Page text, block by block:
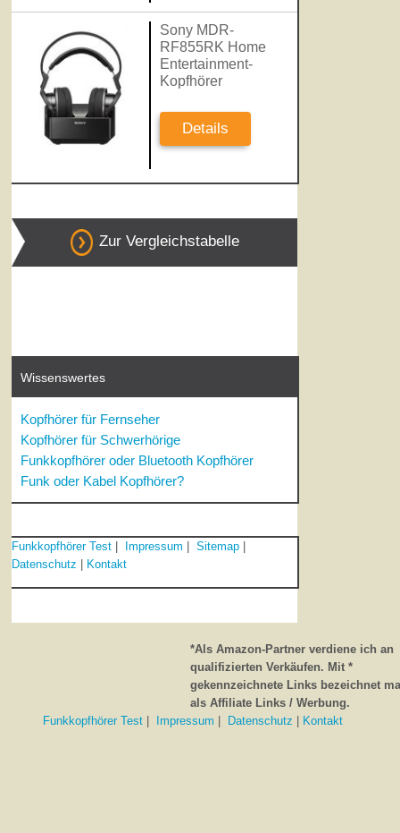
Sony MDR-
RF855RK Home
Entertainment-
Kopfhörer
Details
Zur Vergleichstabelle
Wissenswertes
Kopfhörer für Fernseher
Kopfhörer für Schwerhörige
Funkkopfhörer oder Bluetooth Kopfhörer
Funk oder Kabel Kopfhörer?
Funkkopfhörer Test Impressum |Sitemap
Datenschutz
Kontakt
*Als Amazon-Partner verdiene ich an
qualifizierten Verkäufen. Mit *
gekennzeichnete Links bezeichnet
als Affiliate Links / Werbung.
Funkkopfhörer Test
Impressum Datenschutz Kontakt